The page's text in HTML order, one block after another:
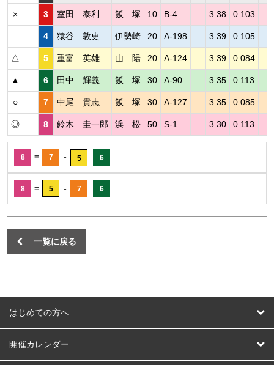
× 3 室田 泰利 飯 塚 10 B-4 3.38 0.103
4 猿谷 敦史 伊勢崎 20 A-198 3.39 0.105
△ 5 重富 英雄 山 陽 20 A-124 3.39 0.084
▲ 6 田中 輝義 飯 塚 30 A-90 3.35 0.113
○ 7 中尾 貴志 飯 塚 30 A-127 3.35 0.085
◎ 8 鈴木 圭一郎 浜 松 50 S-1 3.30 0.113
8 = 7 - 5 6
8 = 5 - 7 6
一覧に戻る
はじめての方へ
はじめての方へ
開催カレンダー